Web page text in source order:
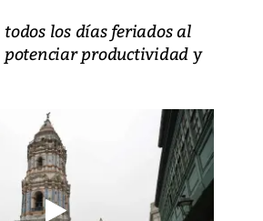
los días feriados al
productividad y